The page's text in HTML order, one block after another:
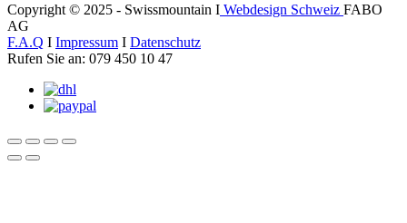
Copyright © 2025 - Swissmountain I Webdesign Schweiz FABO
AG
F.A.Q I Impressum I Datenschutz
Rufen Sie an: 079 450 10 47